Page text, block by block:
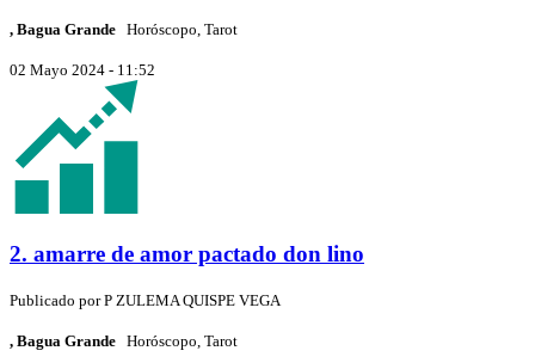
, Bagua Grande Horóscopo, Tarot
02 Mayo 2024 - 11:52
2. amarre de amor pactado don lino
Publicado porP ZULEMA QUISPE VEGA
, Bagua Grande Horóscopo, Tarot